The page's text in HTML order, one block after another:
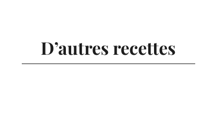
D’autres recettes